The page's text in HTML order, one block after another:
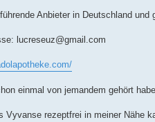
Anbieter in Deutschland
lucreseuz@gmail.com
einmal von jemandem gehört
Vyvanse rezeptfrei in meiner Nähe